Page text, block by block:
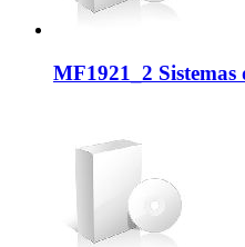
MF1921_2 Sistemas